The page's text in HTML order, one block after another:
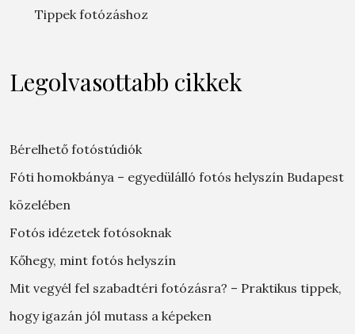
Tippek fotózáshoz
Legolvasottabb cikkek
Bérelhető fotóstúdiók
Fóti homokbánya – egyedülálló fotós helyszín Budapest
közelében
Fotós idézetek fotósoknak
Kőhegy, mint fotós helyszín
Mit vegyél fel szabadtéri fotózásra? – Praktikus tippek,
hogy igazán jól mutass a képeken